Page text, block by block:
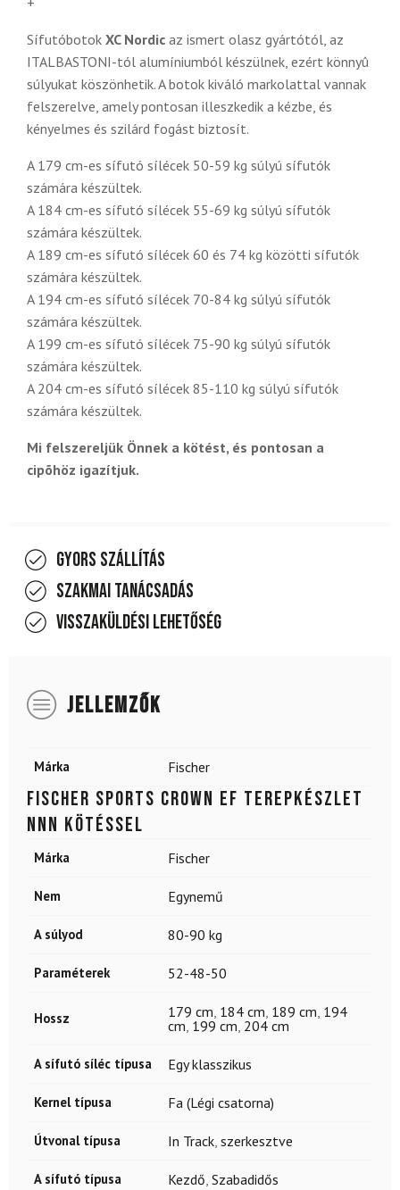
Sífutóbotok XC Nordic az ismert olasz gyártótól, az
ITALBASTONI-tól alumíniumból készülnek, ezért könnyû
súlyukat köszönhetik. A botok kiváló markolattal vannak
felszerelve, amely pontosan illeszkedik a kézbe, és
kényelmes és szilárd fogást biztosít.
A 179 cm-es sífutó sílécek 50-59 kg súlyú sífutók
számára készültek.
A 184 cm-es sífutó sílécek 55-69 kg súlyú sífutók
számára készültek.
A 189 cm-es sífutó sílécek 60 és 74 kg közötti sífutók
számára készültek.
A 194 cm-es sífutó sílécek 70-84 kg súlyú sífutók
számára készültek.
A 199 cm-es sífutó sílécek 75-90 kg súlyú sífutók
számára készültek.
A 204 cm-es sífutó sílécek 85-110 kg súlyú sífutók
számára készültek.
Mi felszereljük Önnek a kötést, és pontosan a
cipõhöz igazítjuk.
Gyors szállítás
Szakmai tanácsadás
Visszaküldési lehetőség
JELLEMZŐK
Márka Fischer
FISCHER Sports Crown EF terepkészlet
NNN kötéssel
Márka Fischer
Nem Egynemű
A súlyod 80-90 kg
Paraméterek 52-48-50
Hossz 179 cm 184 cm 189 cm 194
cm 199 cm 204 cm
A sífutó síléc típusa Egy klasszikus
Kernel típusa Fa (Légi csatorna)
Útvonal típusa In Track szerkesztve
A sífutó típusa Kezdő Szabadidős